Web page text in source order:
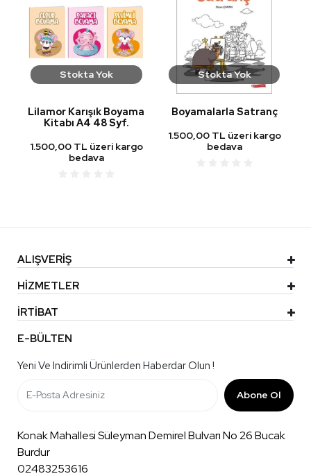
Stokta Yok
Lilamor Karışık Boyama
Kitabı A4 48 Syf.
1.500,00 TL üzeri kargo
bedava
Stokta Yok
Boyamalarla Satranç
1.500,00 TL üzeri kargo
bedava
ALIŞVERİŞ
HİZMETLER
İRTİBAT
E-BÜLTEN
Yeni Ve Indirimli Ürünlerden Haberdar Olun !
Abone Ol
Konak Mahallesi Süleyman Demirel Bulvarı No 26 Bucak
Burdur
02483253616